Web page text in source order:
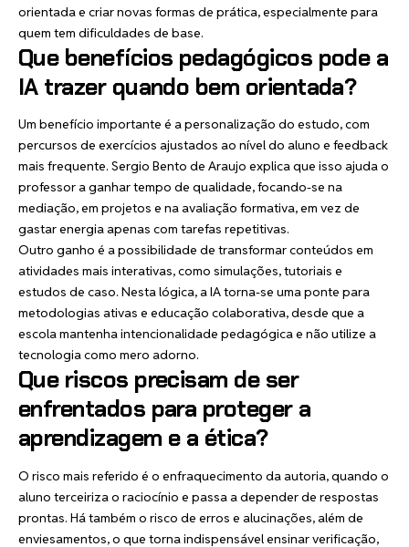
orientada e criar novas formas de prática, especialmente para
quem tem dificuldades de base.
Que benefícios pedagógicos pode a
IA trazer quando bem orientada?
Um benefício importante é a personalização do estudo, com
percursos de exercícios ajustados ao nível do aluno e feedback
mais frequente. Sergio Bento de Araujo explica que isso ajuda o
professor a ganhar tempo de qualidade, focando-se na
mediação, em projetos e na avaliação formativa, em vez de
gastar energia apenas com tarefas repetitivas.
Outro ganho é a possibilidade de transformar conteúdos em
atividades mais interativas, como simulações, tutoriais e
estudos de caso. Nesta lógica, a IA torna-se uma ponte para
metodologias ativas e educação colaborativa, desde que a
escola mantenha intencionalidade pedagógica e não utilize a
tecnologia como mero adorno.
Que riscos precisam de ser
enfrentados para proteger a
aprendizagem e a ética?
O risco mais referido é o enfraquecimento da autoria, quando o
aluno terceiriza o raciocínio e passa a depender de respostas
prontas. Há também o risco de erros e alucinações, além de
enviesamentos, o que torna indispensável ensinar verificação,